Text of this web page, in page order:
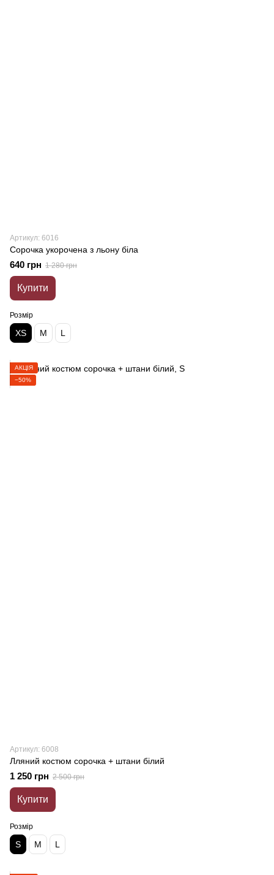
Артикул: 6016
Сорочка укорочена з льону біла
640 грн 1 280 грн
Купити
Розмір
XS M L
АКЦІЯ
−50%
Артикул: 6008
Лляний костюм сорочка + штани білий
1 250 грн 2 500 грн
Купити
Розмір
S M L